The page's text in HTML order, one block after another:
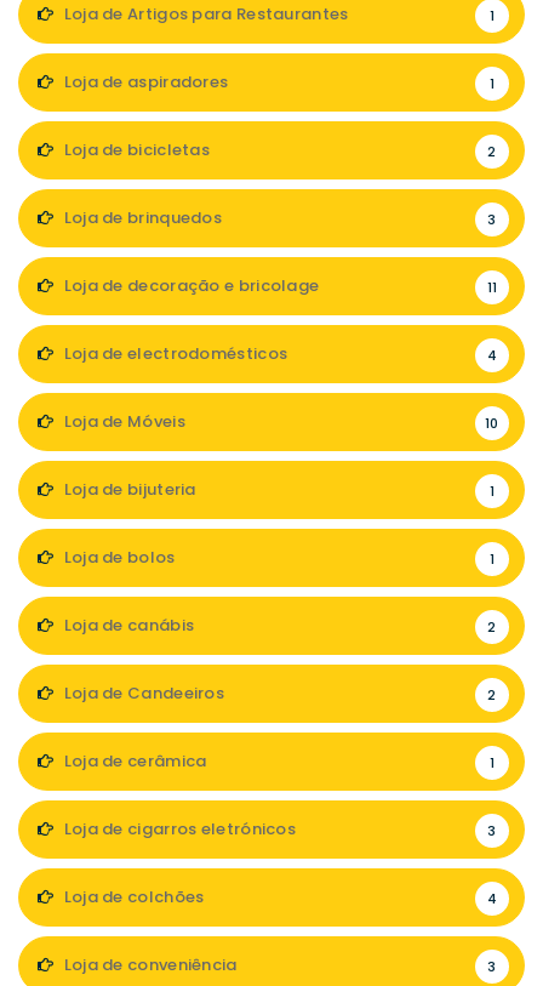
Loja de Artigos para Restaurantes 1
Loja de aspiradores 1
Loja de bicicletas 2
Loja de brinquedos 3
Loja de decoração e bricolage 11
Loja de electrodomésticos 4
Loja de Móveis 10
Loja de bijuteria 1
Loja de bolos 1
Loja de canábis 2
Loja de Candeeiros 2
Loja de cerâmica 1
Loja de cigarros eletrónicos 3
Loja de colchões 4
Loja de conveniência 3